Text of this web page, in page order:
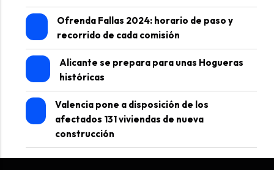
Ofrenda Fallas 2024: horario de paso y
recorrido de cada comisión
Alicante se prepara para unas Hogueras
históricas
Valencia pone a disposición de los
afectados 131 viviendas de nueva
construcción